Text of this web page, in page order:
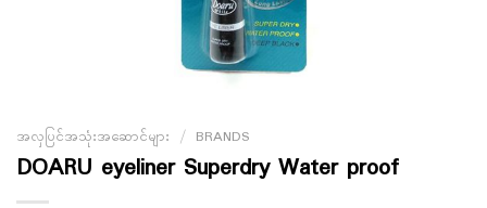
အလှပြင်အသုံးအဆောင်များ / BRANDS
DOARU eyeliner Superdry Water proof